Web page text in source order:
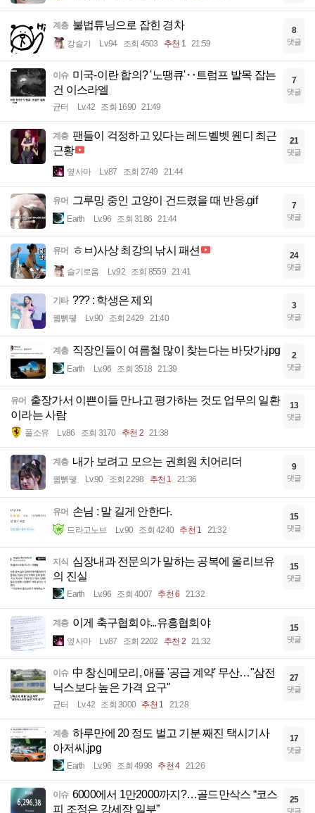
계층 불법튜닝으로 잡힌 경차
강슬기 Lv.94 조회 4503 추천 1 21:59
8
댓글
이슈 미국-이란 합의? '노땡큐'‥트럼프 발목 잡는
건 이스라엘
균터 Lv.42 조회 1690 21:49
7
댓글
계층 팬들이 걱정하고 있다는 레드벨벳 웬디 최근
근황
옆사마 Lv.87 조회 2749 21:44
21
댓글
유머 그루밍 중인 고양이 건드렸을 때 반응.gif
Earth Lv.96 조회 3186 21:44
7
댓글
유머 ㅎㅂ)사상 최강의 낚시 패션
슬기로움 Lv.92 조회 8559 21:41
24
댓글
기타 ??? : 학생은 제외
꿻뻵뗗 Lv.90 조회 2429 21:40
3
댓글
계층 직장인들이 여름철 많이 찾는다는 바닷가.jpg
Earth Lv.96 조회 3518 21:39
2
댓글
유머 출장가서 이쁜이들 만나고 평가하는 것도 업무의 일환
이라는 사람
풀소유 Lv.86 조회 3170 추천 2 21:38
13
댓글
계층 내가 보려고 모으는 권희원 치어리더
꿻뻵뗗 Lv.90 조회 2298 추천 1 21:36
9
댓글
유머 손님 : 말 길게 안한다.
드라고노브 Lv.90 조회 4240 추천 1 21:32
15
댓글
지식
심장내과 전문의가 말하는 공복에 올리브유
의 진실
Earth Lv.96 조회 4007 추천 6 21:32
15
댓글
계층 이게 축구협회야...유흥협회야
옆사마 Lv.87 조회 2202 추천 2 21:32
15
댓글
이슈 中 창신메모리, 애플 '공급 계약' 무산…"삼전
닉스보다 높은 가격 요구"
균터 Lv.42 조회 3000 추천 1 21:28
27
댓글
계층 하루만에 20 정도 벌고 기분 째진 택시기사
아저씨.jpg
Earth Lv.96 조회 4998 추천 4 21:26
17
댓글
이슈 6000에서 1만2000까지?…골드만삭스 “코스
피 조정은 강세장 일부”
25
댓글